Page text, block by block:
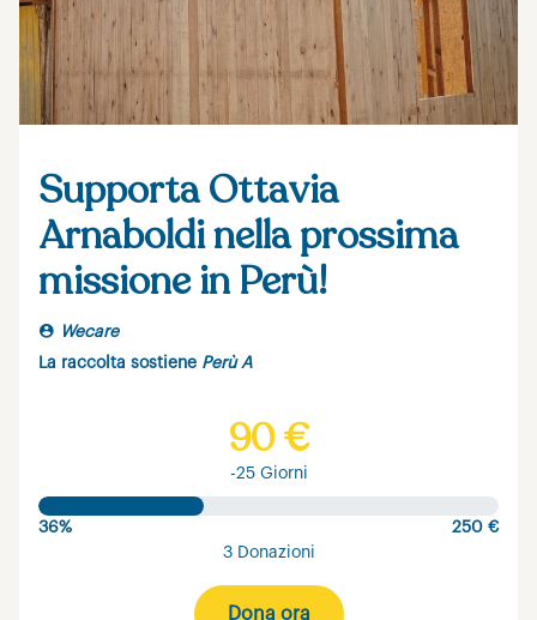
Supporta Ottavia
Arnaboldi nella prossima
missione in Perù!
Wecare
La raccolta sostiene Perù A
90 €
-25 Giorni
36%
250 €
3 Donazioni
Dona ora